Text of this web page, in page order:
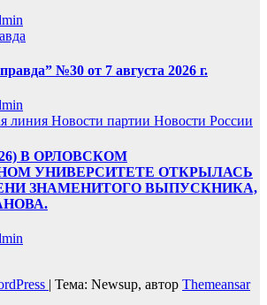
№30 от 7 августа 2026 г.
линия Новости партии Новости России
В ОРЛОВСКОМ
УНИВЕРСИТЕТЕ ОТКРЫЛАСЬ
ЗНАМЕНИТОГО ВЫПУСКНИКА,
| Тема: Newsup, автор Themeansar